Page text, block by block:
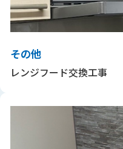
その他
レンジフード交換工事